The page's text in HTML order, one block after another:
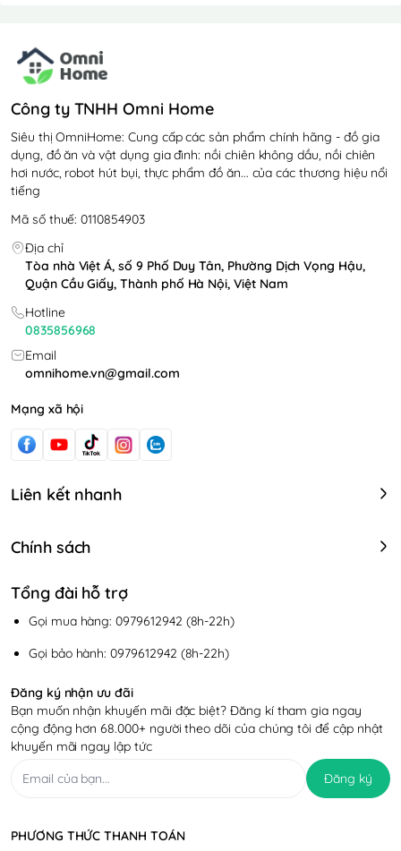
Công ty TNHH Omni Home
Siêu thị OmniHome: Cung cấp các sản phẩm chính hãng - đồ gia
dụng, đồ ăn và vật dụng gia đình: nồi chiên không dầu, nồi chiên
hơi nước, robot hút bụi, thực phẩm đồ ăn... của các thương hiệu nổi
tiếng
Mã số thuế: 0110854903
Địa chỉ
Tòa nhà Việt Á, số 9 Phố Duy Tân, Phường Dịch Vọng Hậu,
Quận Cầu Giấy, Thành phố Hà Nội, Việt Nam
Hotline
0835856968
Email
omnihome.vn@gmail.com
Mạng xã hội
Liên kết nhanh
Chính sách
Tổng đài hỗ trợ
Gọi mua hàng: 0979612942 (8h-22h)
Gọi bảo hành: 0979612942 (8h-22h)
Đăng ký nhận ưu đãi
Bạn muốn nhận khuyến mãi đặc biệt? Đăng kí tham gia ngay
cộng động hơn 68.000+ người theo dõi của chúng tôi để cập nhật
khuyến mãi ngay lập tức
Đăng ký
PHƯƠNG THỨC THANH TOÁN